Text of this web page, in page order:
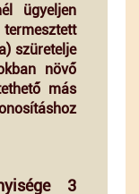
ügyeljen
szüretelje
növő
más
3